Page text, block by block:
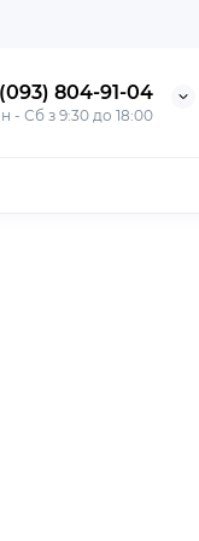
804-91-04
- Сб з 9:30 до 18:00